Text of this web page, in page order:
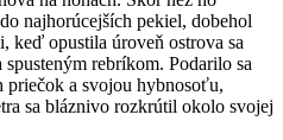
najhorúcejších pekiel, dobehol
keď opustila úroveň ostrova sa
rebríkom. Podarilo sa
priečok a svojou hybnosoťu,
sa bláznivo rozkrútil okolo svojej